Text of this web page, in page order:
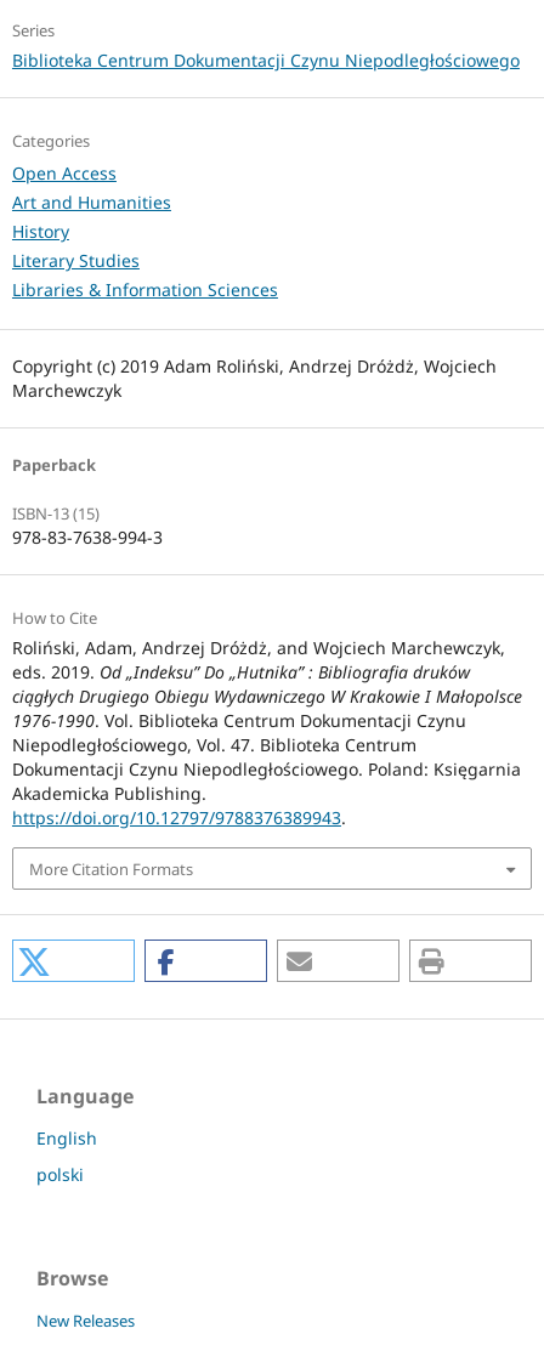
Series
Biblioteka Centrum Dokumentacji Czynu Niepodległościowego
Categories
Open Access
Art and Humanities
History
Literary Studies
Libraries & Information Sciences
Copyright (c) 2019 Adam Roliński, Andrzej Dróżdż, Wojciech
Marchewczyk
Paperback
ISBN-13 (15)
978-83-7638-994-3
How to Cite
Roliński, Adam, Andrzej Dróżdż, and Wojciech Marchewczyk,
eds. 2019. Od „Indeksu” Do „Hutnika” : Bibliografia druków
ciągłych Drugiego Obiegu Wydawniczego W Krakowie I Małopolsce
1976-1990. Vol. Biblioteka Centrum Dokumentacji Czynu
Niepodległościowego, Vol. 47. Biblioteka Centrum
Dokumentacji Czynu Niepodległościowego. Poland: Księgarnia
Akademicka Publishing.
https://doi.org/10.12797/9788376389943.
More Citation Formats
Language
English
polski
Browse
New Releases